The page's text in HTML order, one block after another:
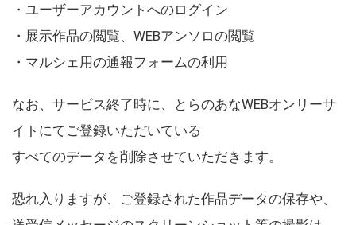
・ユーザーアカウントへのログイン
・展示作品の閲覧、WEBアンソロの閲覧
・マルシェ用の通報フォームの利用
なお、サービス終了時に、とらのあなWEBオンリーサ
イトにてご登録いただいている
すべてのデータを削除させていただきます。
恐れ入りますが、ご登録された作品データの保存や、